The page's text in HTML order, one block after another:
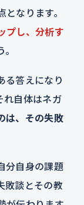
なります。
プし、分析す
る答えになり
れ自体はネガ
は、その失敗
分自身の課題
敗談とその教